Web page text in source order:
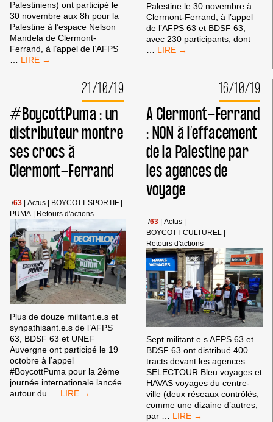
Palestiniens) ont participé le
30 novembre aux 8h pour la
Palestine à l’espace Nelson
Mandela de Clermont-
Ferrand, à l’appel de l’AFPS
HUIT
ET
BDS
À
CLERMONT-
FD
Palestine le 30 novembre à
Clermont-Ferrand, à l’appel
de l’AFPS 63 et BDSF 63,
avec 230 participants, dont
MOBILISATION
21/10/19
#BoycottPuma : un
distributeur montre
ses crocs à
Clermont-Ferrand
/63 Actus BOYCOTT SPORTIF
PUMA
Retours d'actions
Plus de douze militant.e.s et
synpathisant.e.s de l’AFPS
63, BDSF 63 et UNEF
Auvergne ont participé le 19
octobre à l’appel
#BoycottPuma pour la 2ème
journée internationale lancée
autour du
#BOYCOTTPUMA
16/10/19
A Clermont-Ferrand
: NON à l’effacement
de la Palestine par
les agences de
voyage
/63 Actus
BOYCOTT CULTUREL
Retours d'actions
Sept militant.e.s AFPS 63 et
BDSF 63 ont distribué 400
tracts devant les agences
SELECTOUR Bleu voyages et
HAVAS voyages du centre-
ville (deux réseaux contrôlés,
comme une dizaine d’autres,
par … A